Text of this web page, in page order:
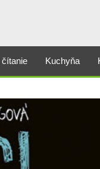
čítanie Kuchyňa